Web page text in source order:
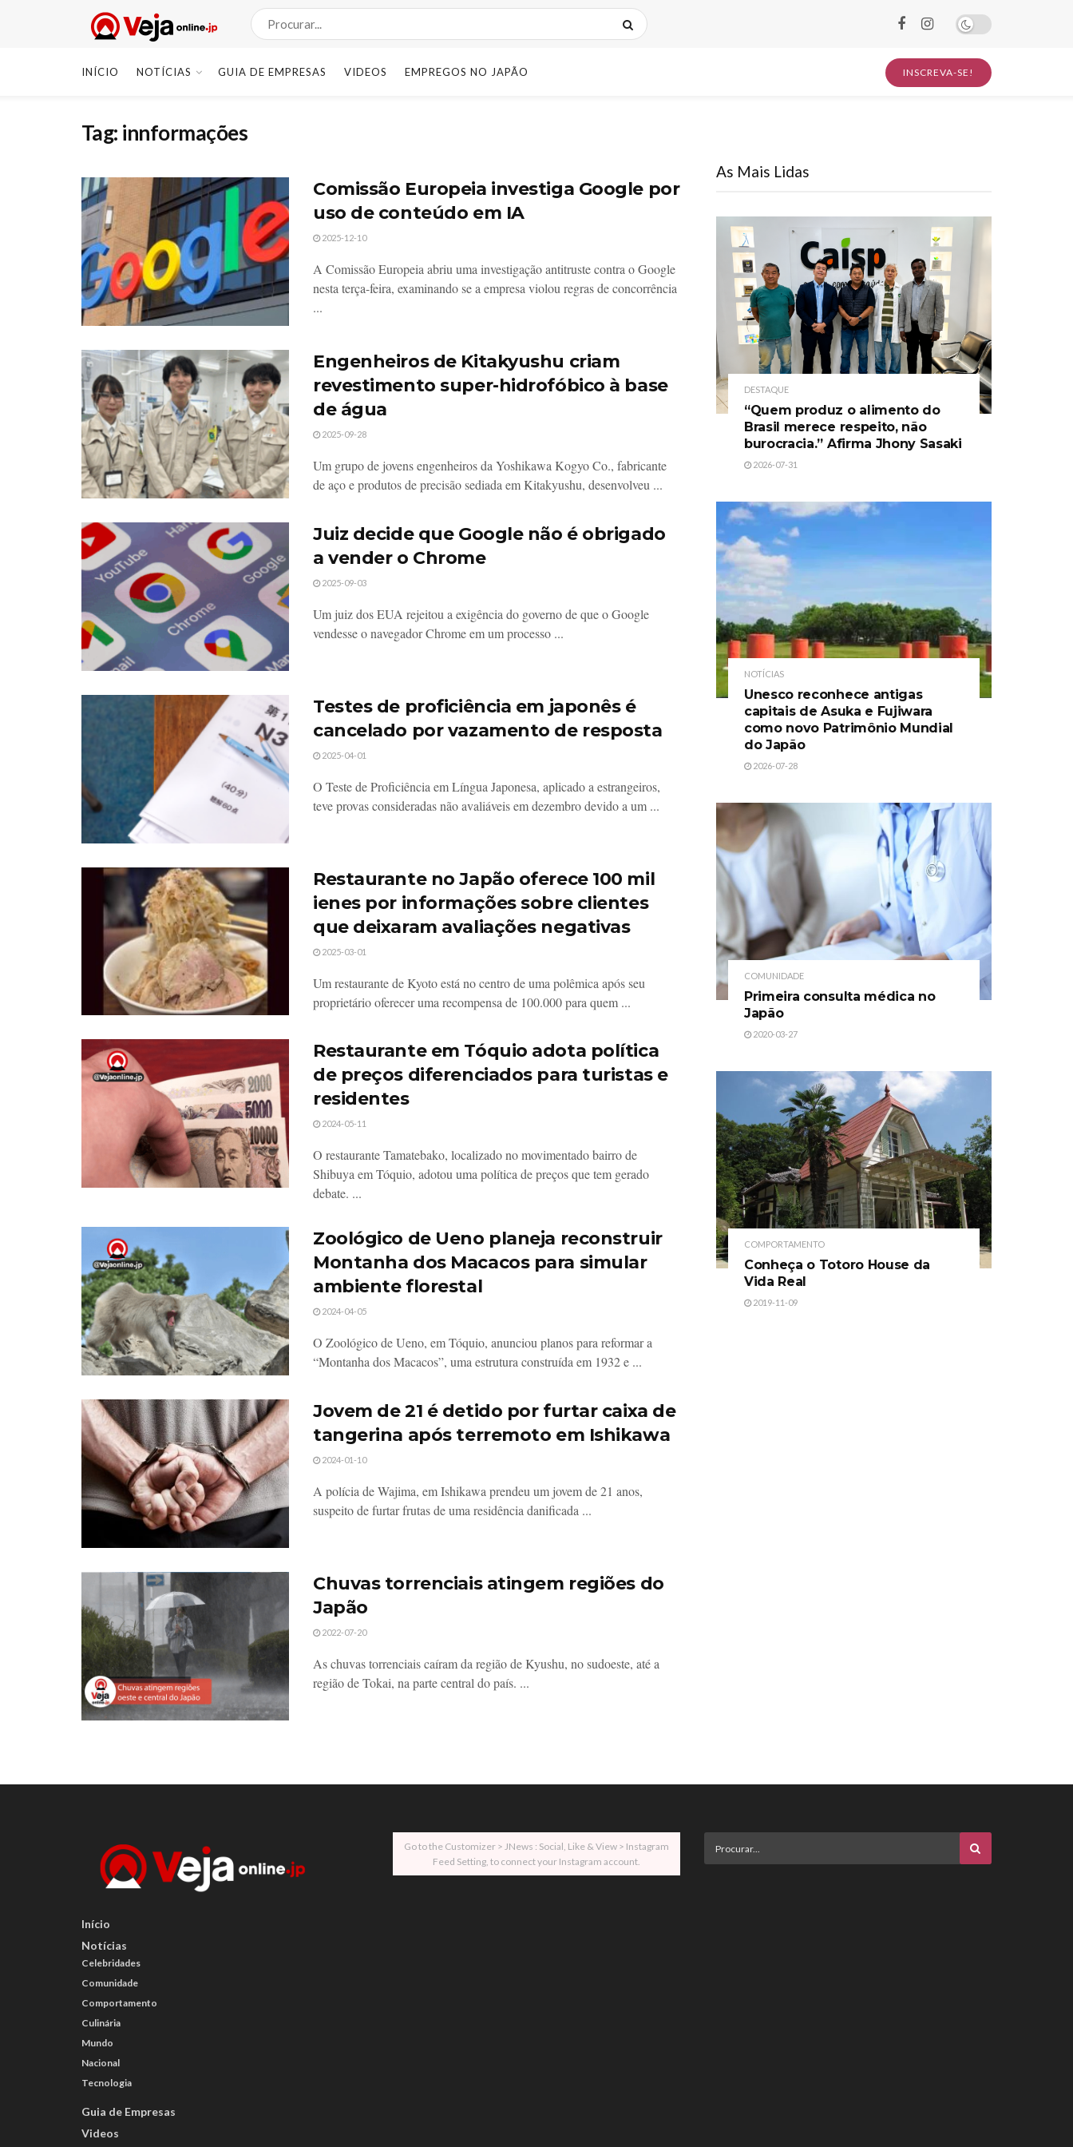
INÍCIO NOTÍCIAS GUIA DE EMPRESAS VIDEOS EMPREGOS NO JAPÃO INSCREVA-SE!
Tag: innformações
Comissão Europeia investiga Google por
uso de conteúdo em IA
2025-12-10
A Comissão Europeia abriu uma investigação antitruste contra o Google
nesta terça-feira, examinando se a empresa violou regras de concorrência
...
Engenheiros de Kitakyushu criam
revestimento super-hidrofóbico à base
de água
2025-09-28
Um grupo de jovens engenheiros da Yoshikawa Kogyo Co., fabricante
de aço e produtos de precisão sediada em Kitakyushu, desenvolveu ...
Juiz decide que Google não é obrigado
a vender o Chrome
2025-09-03
Um juiz dos EUA rejeitou a exigência do governo de que o Google
vendesse o navegador Chrome em um processo ...
Testes de proficiência em japonês é
cancelado por vazamento de resposta
2025-04-01
O Teste de Proficiência em Língua Japonesa, aplicado a estrangeiros,
teve provas consideradas não avaliáveis em dezembro devido a um ...
Restaurante no Japão oferece 100 mil
ienes por informações sobre clientes
que deixaram avaliações negativas
2025-03-01
Um restaurante de Kyoto está no centro de uma polêmica após seu
proprietário oferecer uma recompensa de 100.000 para quem ...
Restaurante em Tóquio adota política
de preços diferenciados para turistas e
residentes
2024-05-11
O restaurante Tamatebako, localizado no movimentado bairro de
Shibuya em Tóquio, adotou uma política de preços que tem gerado
debate. ...
Zoológico de Ueno planeja reconstruir
Montanha dos Macacos para simular
ambiente florestal
2024-04-05
O Zoológico de Ueno, em Tóquio, anunciou planos para reformar a
“Montanha dos Macacos”, uma estrutura construída em 1932 e ...
Jovem de 21 é detido por furtar caixa de
tangerina após terremoto em Ishikawa
2024-01-10
A polícia de Wajima, em Ishikawa prendeu um jovem de 21 anos,
suspeito de furtar frutas de uma residência danificada ...
Chuvas torrenciais atingem regiões do
Japão
2022-07-20
As chuvas torrenciais caíram da região de Kyushu, no sudoeste, até a
região de Tokai, na parte central do país. ...
As Mais Lidas
DESTAQUE
“Quem produz o alimento do
Brasil merece respeito, não
burocracia.” Afirma Jhony Sasaki
2026-07-31
NOTÍCIAS
Unesco reconhece antigas
capitais de Asuka e Fujiwara
como novo Patrimônio Mundial
do Japão
2026-07-28
COMUNIDADE
Primeira consulta médica no
Japão
2020-03-27
COMPORTAMENTO
Conheça o Totoro House da
Vida Real
2019-11-09
Início
Notícias
Celebridades
Comunidade
Comportamento
Culinária
Mundo
Nacional
Tecnologia
Guia de Empresas
Videos
Go to the Customizer > JNews : Social, Like & View > Instagram
Feed Setting, to connect your Instagram account.